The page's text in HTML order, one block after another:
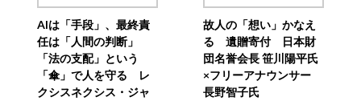
AIは「手段」、最終責
任は「人間の判断」
「法の支配」という
「傘」で人を守る レ
クシスネクシス・ジャ
故人の「想い」かなえ
る 遺贈寄付 日本財
団名誉会長 笹川陽平氏
×フリーアナウンサー
長野智子氏